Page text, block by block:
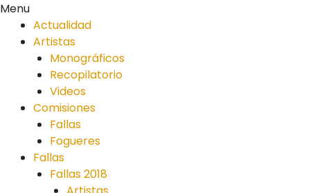
Menu
Actualidad
Artistas
Monográficos
Recopilatorio
Videos
Comisiones
Fallas
Fogueres
Fallas
Fallas 2018